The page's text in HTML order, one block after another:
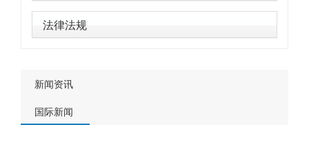
法律法规
新闻资讯
国际新闻